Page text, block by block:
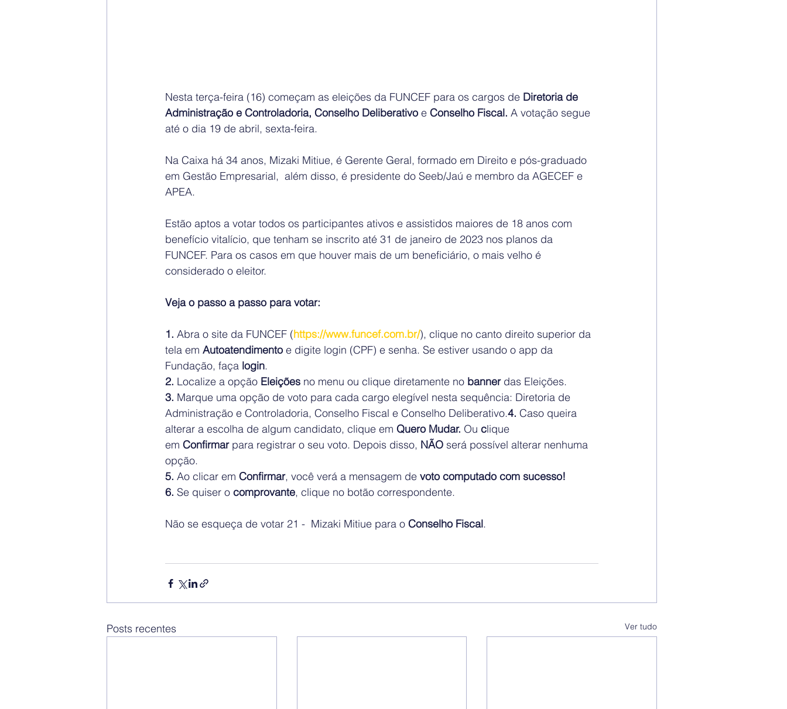
Nesta terça-feira (16) começam as eleições da FUNCEF para os cargos de Diretoria de
Administração e Controladoria, Conselho Deliberativo e Conselho Fiscal. A votação segue
até o dia 19 de abril, sexta-feira.
Na Caixa há 34 anos, Mizaki Mitiue, é Gerente Geral, formado em Direito e pós-graduado
em Gestão Empresarial,  além disso, é presidente do Seeb/Jaú e membro da AGECEF e
APEA.
Estão aptos a votar todos os participantes ativos e assistidos maiores de 18 anos com
benefício vitalício, que tenham se inscrito até 31 de janeiro de 2023 nos planos da
FUNCEF. Para os casos em que houver mais de um beneficiário, o mais velho é
considerado o eleitor.
Veja o passo a passo para votar:
1. Abra o site da FUNCEF (https://www.funcef.com.br/), clique no canto direito superior da
tela em Autoatendimento e digite login (CPF) e senha. Se estiver usando o app da
Fundação, faça login.
2. Localize a opção Eleições no menu ou clique diretamente no banner das Eleições.
3. Marque uma opção de voto para cada cargo elegível nesta sequência: Diretoria de
Administração e Controladoria, Conselho Fiscal e Conselho Deliberativo.4. Caso queira
alterar a escolha de algum candidato, clique em Quero Mudar. Ou clique
em Confirmar para registrar o seu voto. Depois disso, NÃO será possível alterar nenhuma
opção.
5. Ao clicar em Confirmar, você verá a mensagem de voto computado com sucesso!
6. Se quiser o comprovante, clique no botão correspondente.
Não se esqueça de votar 21 - Mizaki Mitiue para o Conselho Fiscal.
Posts recentes Ver tudo